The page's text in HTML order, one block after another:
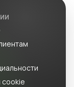
cookie